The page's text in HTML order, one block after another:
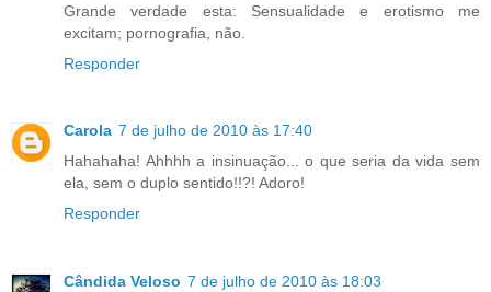
Grande verdade esta: Sensualidade e erotismo me
excitam; pornografia, não.
Responder
Carola 7 de julho de 2010 às 17:40
Hahahaha! Ahhhh a insinuação... o que seria da vida sem
ela, sem o duplo sentido!!?! Adoro!
Responder
Cândida Veloso 7 de julho de 2010 às 18:03